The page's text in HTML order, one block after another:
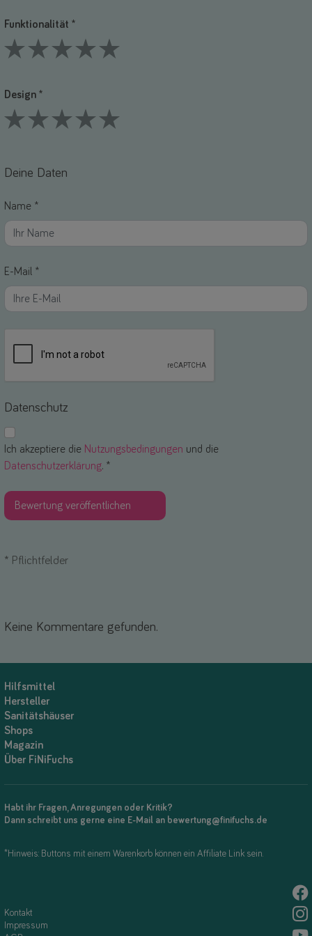
Funktionalität *
Design *
Deine Daten
Name *
E-Mail *
Datenschutz
Ich akzeptiere die Nutzungsbedingungen und die
Datenschutzerklärung. *
* Pflichtfelder
Keine Kommentare gefunden.
Hilfsmittel
Hersteller
Sanitätshäuser
Shops
Magazin
Über FiNiFuchs
Habt ihr Fragen, Anregungen oder Kritik?
Dann schreibt uns gerne eine E-Mail an bewertung@finifuchs.de
*Hinweis: Buttons mit einem Warenkorb können ein Affiliate Link sein.
Kontakt
Impressum